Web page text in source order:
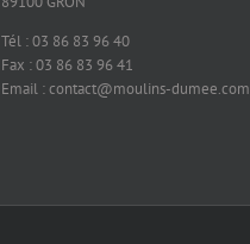
Tél : 03 86 83 96 40
Fax : 03 86 83 96 41
Email : contact@moulins-dumee.com